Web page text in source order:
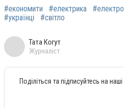
#економити #електрика
#українці
#світло
Тата Когут
Журналіст
Поділіться та підписуйтесь на